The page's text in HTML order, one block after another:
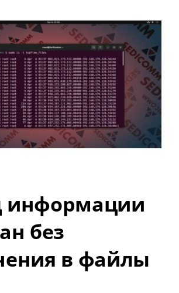
информации
без
в файлы